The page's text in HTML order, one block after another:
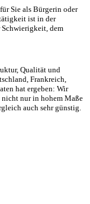
Sie als Bürgerin oder
ist in der
dem
Qualität und
Frankreich,
hat ergeben: Wir
nur in hohem Maße
auch sehr günstig.